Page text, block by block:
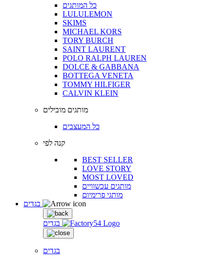
כל המותגים
LULULEMON
SKIMS
MICHAEL KORS
TORY BURCH
SAINT LAURENT
POLO RALPH LAUREN
DOLCE & GABBANA
BOTTEGA VENETA
TOMMY HILFIGER
CALVIN KLEIN
מותגים מובילים
כל המעצבים
קנה לפי
BEST SELLER
LOVE STORY
MOST LOVED
מותגים עכשוויים
מותגי פרימיום
בגדים
בגדים